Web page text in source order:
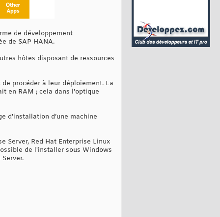
de développement
de SAP HANA.
hôtes disposant de ressources
procéder à leur déploiement. La
en RAM ; cela dans l'optique
d'installation d’une machine
Server, Red Hat Enterprise Linux
de l'installer sous Windows